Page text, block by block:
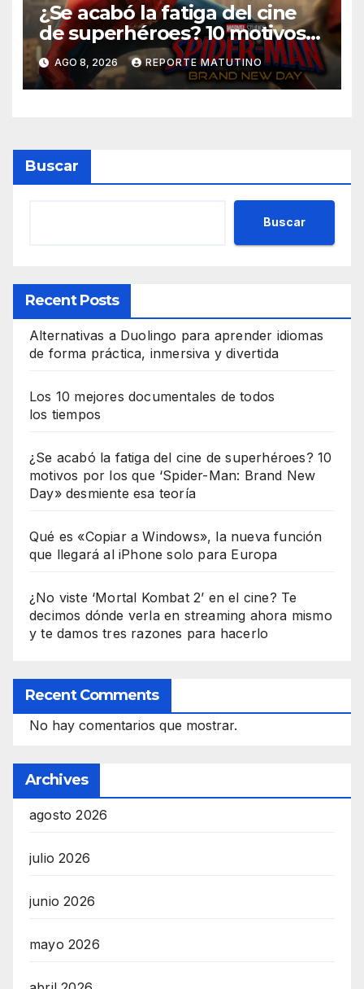
¿Se acabó la fatiga del cine
de superhéroes? 10 motivos
por los que ‘Spider-Man:
Brand New Day» desmiente
esa teoría
AGO 8, 2026 REPORTE MATUTINO
Buscar
Buscar
Recent Posts
Alternativas a Duolingo para aprender idiomas
de forma práctica, inmersiva y divertida
Los 10 mejores documentales de todos
los tiempos
¿Se acabó la fatiga del cine de superhéroes? 10
motivos por los que ‘Spider-Man: Brand New
Day» desmiente esa teoría
Qué es «Copiar a Windows», la nueva función
que llegará al iPhone solo para Europa
¿No viste ‘Mortal Kombat 2’ en el cine? Te
decimos dónde verla en streaming ahora mismo
y te damos tres razones para hacerlo
Recent Comments
No hay comentarios que mostrar.
Archives
agosto 2026
julio 2026
junio 2026
mayo 2026